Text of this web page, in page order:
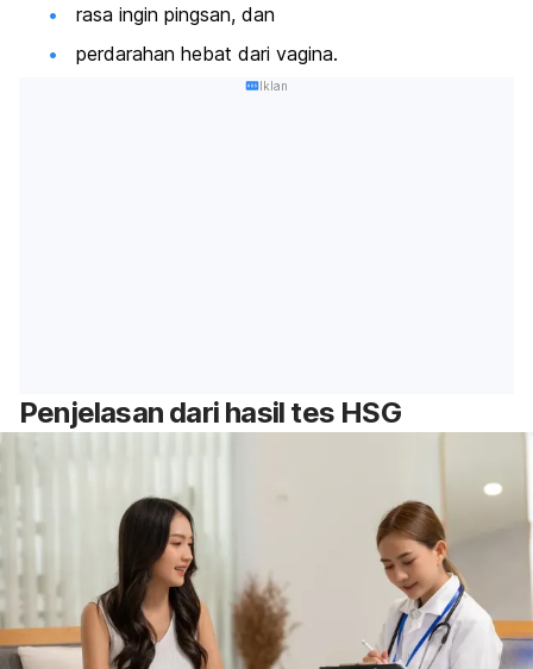
rasa ingin pingsan, dan
perdarahan hebat dari vagina.
Iklan
Penjelasan dari hasil tes HSG